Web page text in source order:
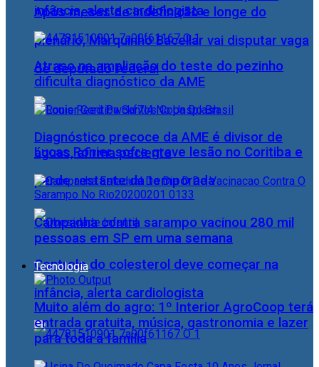
Após meses de indefinição e longe do
plenário, Marquinho Bacellar vai disputar vaga
de deputado federal
Lucas Ronier sofre grave lesão no Coritiba e
perde restante da temporada
Controle do colesterol deve começar na
infância, alerta cardiologista
infância, alerta cardiologista
Atraso na ampliação do teste do pezinho
dificulta diagnóstico da AME
Diagnóstico precoce da AME é divisor de
águas, afirma paciente
Campanha contra sarampo vacinou 280 mil
pessoas em SP em uma semana
Tecnologia
Muito além do agro: 1º Interior AgroCoop terá
entrada gratuita, música, gastronomia e lazer
para toda a família